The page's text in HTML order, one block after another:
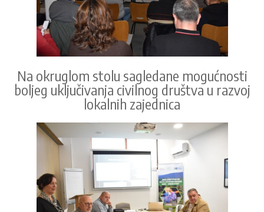
Na okruglom stolu sagledane mogućnosti
boljeg uključivanja civilnog društva u razvoj
lokalnih zajednica